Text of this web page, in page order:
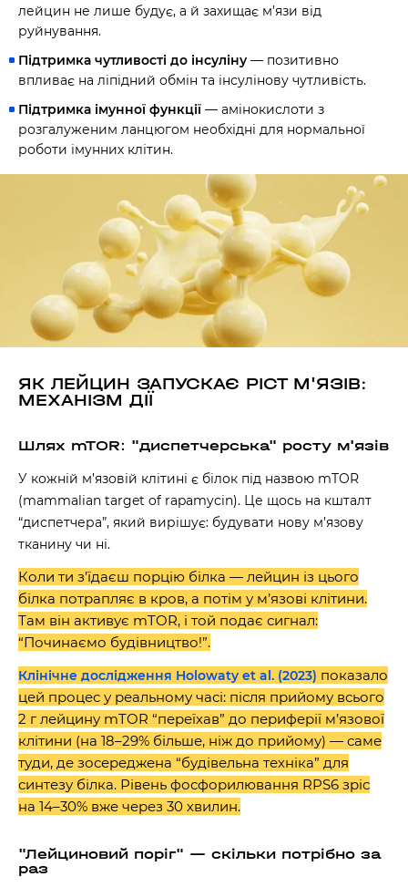
лейцин не лише будує, а й захищає м’язи від
руйнування.
Підтримка чутливості до інсуліну — позитивно
впливає на ліпідний обмін та інсулінову чутливість.
Підтримка імунної функції — амінокислоти з
розгалуженим ланцюгом необхідні для нормальної
роботи імунних клітин.
ЯК ЛЕЙЦИН ЗАПУСКАЄ РІСТ М'ЯЗІВ:
МЕХАНІЗМ ДІЇ
Шлях mTOR: "диспетчерська" росту м'язів
У кожній м’язовій клітині є білок під назвою mTOR
(mammalian target of rapamycin). Це щось на кшталт
“диспетчера”, який вирішує: будувати нову м’язову
тканину чи ні.
Коли ти з’їдаєш порцію білка — лейцин із цього
білка потрапляє в кров, а потім у м’язові клітини.
Там він активує mTOR, і той подає сигнал:
“Починаємо будівництво!”.
Клінічне дослідження Holowaty et al. (2023) показало
цей процес у реальному часі: після прийому всього
2 г лейцину mTOR “переїхав” до периферії м’язової
клітини (на 18–29% більше, ніж до прийому) — саме
туди, де зосереджена “будівельна техніка” для
синтезу білка. Рівень фосфорилювання RPS6 зріс
на 14–30% вже через 30 хвилин.
"Лейциновий поріг" — скільки потрібно за
раз